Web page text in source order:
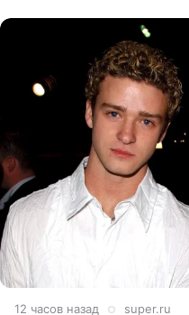
12 часов назад super.ru